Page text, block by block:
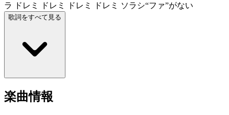
ラ ドレミ ドレミ ドレミ ドレミ ソラシ“ファ”がない
歌詞をすべて見る
楽曲情報